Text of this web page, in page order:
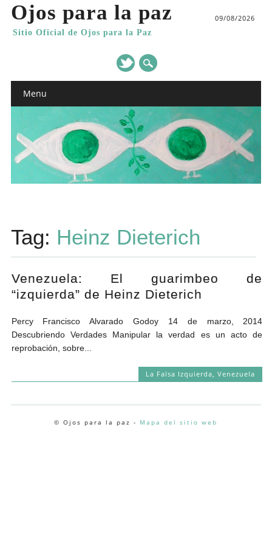
Ojos para la paz
Sitio Oficial de Ojos para la Paz
09/08/2026
Main menu
Menu
Andrés Vázquez de Sola
Tag: Heinz Dieterich
Venezuela: El guarimbeo de
“izquierda” de Heinz Dieterich
Percy Francisco Alvarado Godoy 14 de marzo, 2014
Descubriendo Verdades Manipular la verdad es un acto de
reprobación, sobre...
La Falsa Izquierda ,Venezuela
© Ojos para la paz - Mapa del sitio web